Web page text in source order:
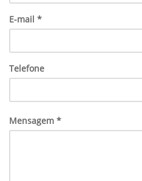
E-mail *
Telefone
Mensagem *